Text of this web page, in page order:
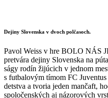
Dejiny Slovenska v dvoch polčasoch.
Pavol Weiss v hre BOLO NÁS
pretvára dejiny Slovenska na
ságy rodín žijúcich v jednom
s futbalovým tímom FC
detstva a tvoria jeden mančaft,
spoločenských aj názorových